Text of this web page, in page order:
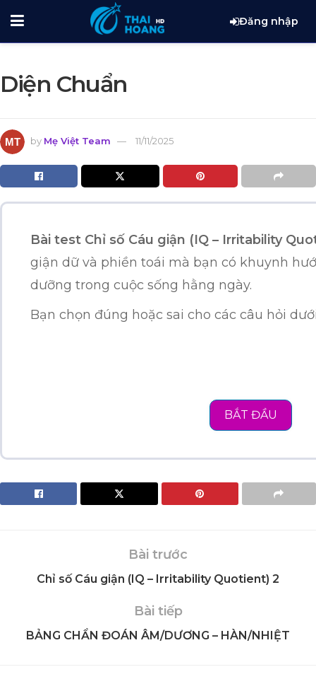
Đăng nhập
Diện Chuẩn
by Mẹ Việt Team 11/11/2025
Bài test Chỉ số Cáu giận (IQ – Irritability
giận dữ và phiền toái mà bạn có khuynh
dưỡng trong cuộc sống hằng ngày.
Bạn chọn đúng hoặc sai cho các câu hỏi
BẮT ĐẦU
Bài trước
Chỉ số Cáu giận (IQ – Irritability Quotient) 2
Bài tiếp
BẢNG CHẨN ĐOÁN ÂM/DƯƠNG – HÀN/NHIỆT